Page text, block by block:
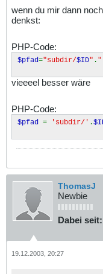
wenn du mir dann
denkst:
PHP-Code:
$pfad="subdir/$ID" .
vieeeel besser wäre
PHP-Code:
$pfad = 'subdir/' .
ThomasJ
Newbie
Dabei seit:
19.12.2003, 20:27